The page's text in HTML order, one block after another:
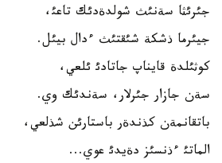
جئرئثا سةنئث شولدةدئك تاعئ،
جيئرما ذشكة شئقتئث ءدال بيئل.
كوثئلدة قايناپ جاتادئ ئلعي،
سةن جازار جئرلار، سةندئك وي.
باتقانمةن كذندةر باستارئن شذلعي،
الماتئ ءذنسئز دةيدئ عوي...